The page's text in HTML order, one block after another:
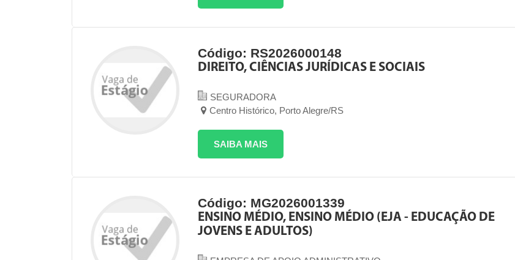
Código: RS2026000148
DIREITO, CIÊNCIAS JURÍDICAS E SOCIAIS
SEGURADORA
Centro Histórico, Porto Alegre/RS
SAIBA MAIS
Código: MG2026001339
ENSINO MÉDIO, ENSINO MÉDIO (EJA - EDUCAÇÃO DE
JOVENS E ADULTOS)